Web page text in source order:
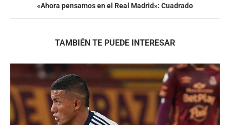
«Ahora pensamos en el Real Madrid»: Cuadrado
TAMBIÉN TE PUEDE INTERESAR